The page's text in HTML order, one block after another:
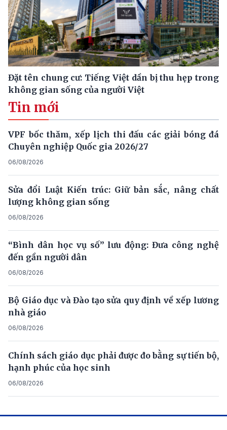
Đặt tên chung cư: Tiếng Việt dần bị thu hẹp trong
không gian sống của người Việt
Tin mới
VPF bốc thăm, xếp lịch thi đấu các giải bóng đá
Chuyên nghiệp Quốc gia 2026/27
06/08/2026
Sửa đổi Luật Kiến trúc: Giữ bản sắc, nâng chất
lượng không gian sống
06/08/2026
“Bình dân học vụ số” lưu động: Đưa công nghệ
đến gần người dân
06/08/2026
Bộ Giáo dục và Đào tạo sửa quy định về xếp lương
nhà giáo
06/08/2026
Chính sách giáo dục phải được đo bằng sự tiến bộ,
hạnh phúc của học sinh
06/08/2026